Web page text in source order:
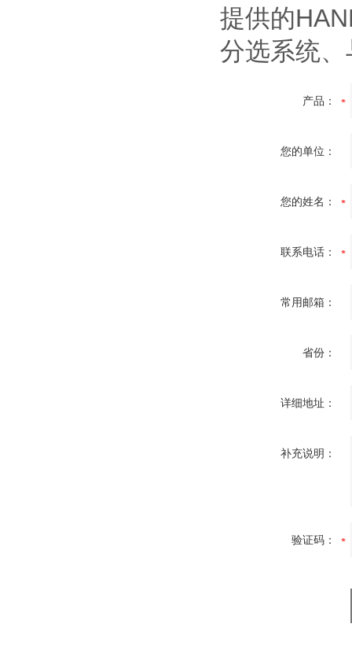
提供的
分选系统
产品：
您的单位：
您的姓名：
联系电话：
常用邮箱：
省份：
详细地址：
补充说明：
验证码：